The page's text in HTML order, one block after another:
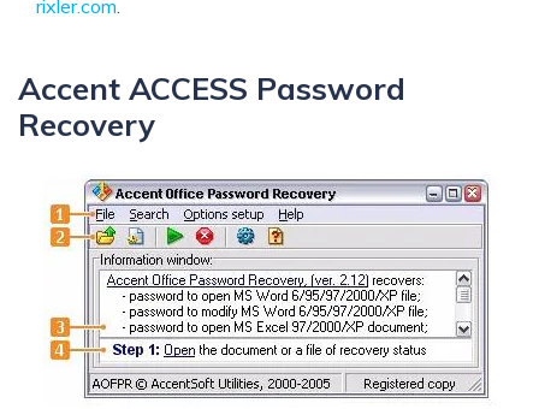
rixler.com.
Accent ACCESS Password
Recovery